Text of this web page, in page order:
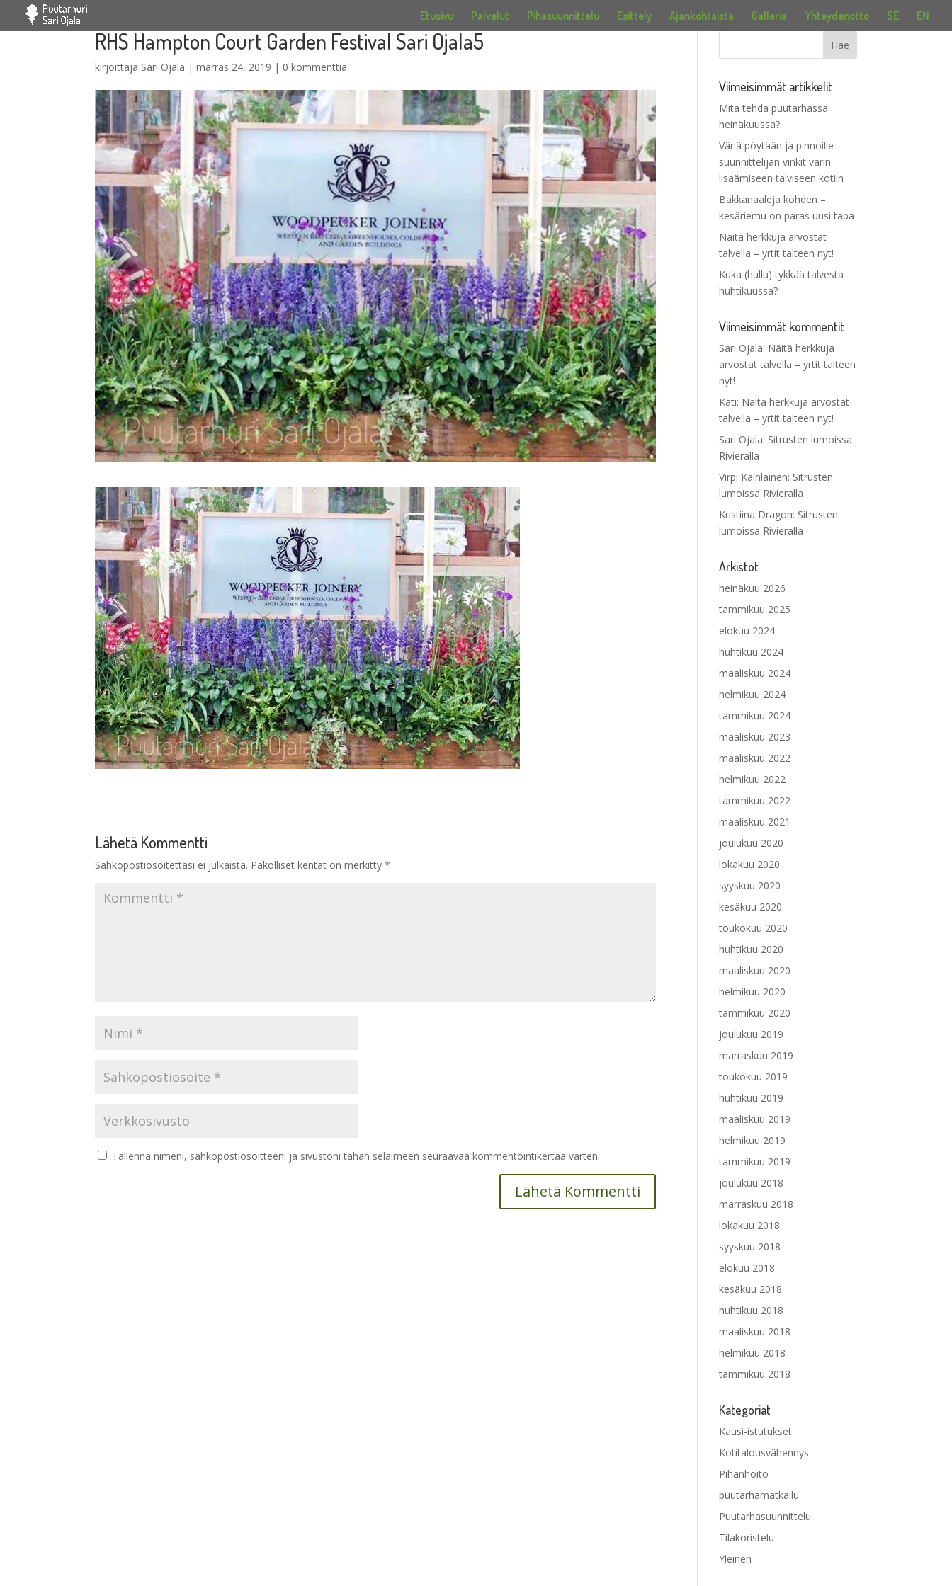
Etusivu Palvelut Pihasuunnittelu Esittely Ajankohtaista Galleria Yhteydenotto SE EN
RHS Hampton Court Garden Festival Sari Ojala5
kirjoittaja Sari Ojala |marras 24, 2019 | 0 kommenttia
Lähetä Kommentti
Sähköpostiosoitettasi ei julkaista. Pakolliset kentät on merkitty*
Tallenna nimeni, sähköpostiosoitteeni ja sivustoni tähän selaimeen seuraavaa kommentointikertaa varten.
Viimeisimmät artikkelit
Mitä tehdä puutarhassa
heinäkuussa?
Väriä pöytään ja pinnoille –
suunnittelijan vinkit värin
lisäämiseen talviseen kotiin
Bakkanaaleja kohden –
kesäriemu on paras uusi tapa
Näitä herkkuja arvostat
talvella – yrtit talteen nyt!
Kuka (hullu) tykkää talvesta
huhtikuussa?
Viimeisimmät kommentit
Sari Ojala: Näitä herkkuja
arvostat talvella – yrtit talteen
nyt!
Kati: Näitä herkkuja arvostat
talvella – yrtit talteen nyt!
Sari Ojala: Sitrusten lumoissa
Rivieralla
Virpi Kainlainen: Sitrusten
lumoissa Rivieralla
Kristiina Dragon: Sitrusten
lumoissa Rivieralla
Arkistot
heinäkuu 2026
tammikuu 2025
elokuu 2024
huhtikuu 2024
maaliskuu 2024
helmikuu 2024
tammikuu 2024
maaliskuu 2023
maaliskuu 2022
helmikuu 2022
tammikuu 2022
maaliskuu 2021
joulukuu 2020
lokakuu 2020
syyskuu 2020
kesäkuu 2020
toukokuu 2020
huhtikuu 2020
maaliskuu 2020
helmikuu 2020
tammikuu 2020
joulukuu 2019
marraskuu 2019
toukokuu 2019
huhtikuu 2019
maaliskuu 2019
helmikuu 2019
tammikuu 2019
joulukuu 2018
marraskuu 2018
lokakuu 2018
syyskuu 2018
elokuu 2018
kesäkuu 2018
huhtikuu 2018
maaliskuu 2018
helmikuu 2018
tammikuu 2018
Kategoriat
Kausi-istutukset
Kotitalousvähennys
Pihanhoito
puutarhamatkailu
Puutarhasuunnittelu
Tilakoristelu
Yleinen